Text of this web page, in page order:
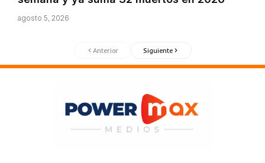
agosto 5, 2026
Anterior Siguiente